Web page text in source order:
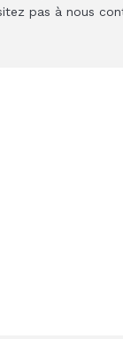
pas à nous